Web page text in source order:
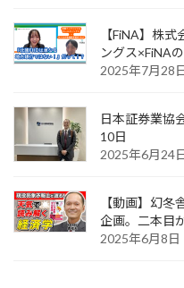
【FiNA】株
ングス×FiNA
2025年7月28
日本証券業協
10日
2025年6月24
【動画】幻
企画。二本目
2025年6月8日